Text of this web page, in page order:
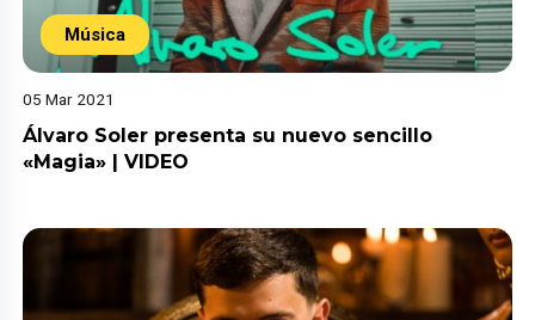
Música
05 Mar 2021
Álvaro Soler presenta su nuevo sencillo
«Magia» | VIDEO